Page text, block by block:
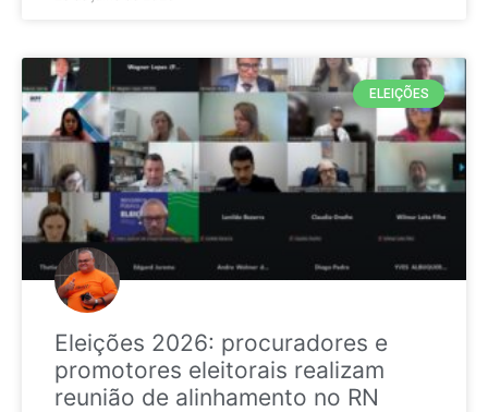
ELEIÇÕES
Eleições 2026: procuradores e
promotores eleitorais realizam
reunião de alinhamento no RN